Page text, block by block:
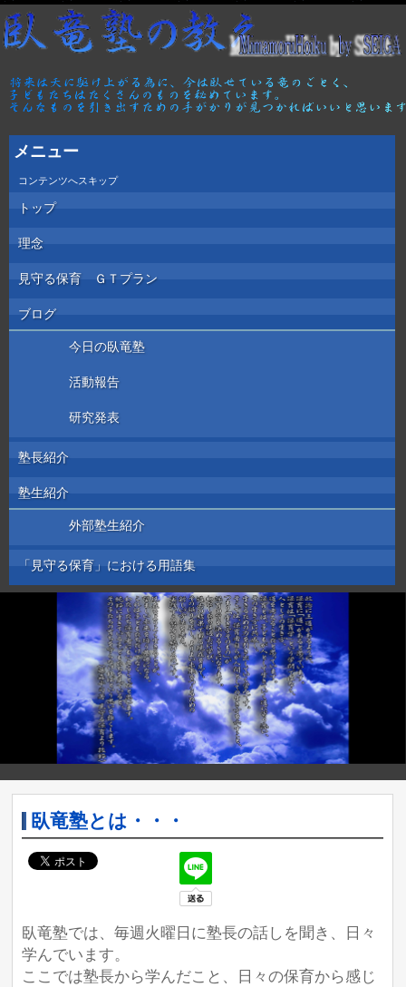
メニュー
コンテンツへスキップ
トップ
理念
見守る保育 ＧＴプラン
ブログ
今日の臥竜塾
活動報告
研究発表
塾長紹介
塾生紹介
外部塾生紹介
「見守る保育」における用語集
臥竜塾とは・・・
臥竜塾では、毎週火曜日に塾長の話しを聞き、日々
学んでいます。
ここでは塾長から学んだこと、日々の保育から感じ